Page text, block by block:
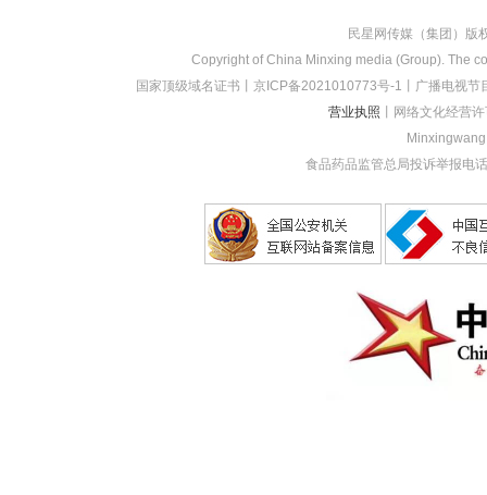
民星网传媒（集团）版
Copyright of China Minxing media (Group). The
国家顶级域名证书
京ICP备2021010773号-1
广播电视节
营业执照 丨网络文化经营
食品药品监管总局投诉举报电